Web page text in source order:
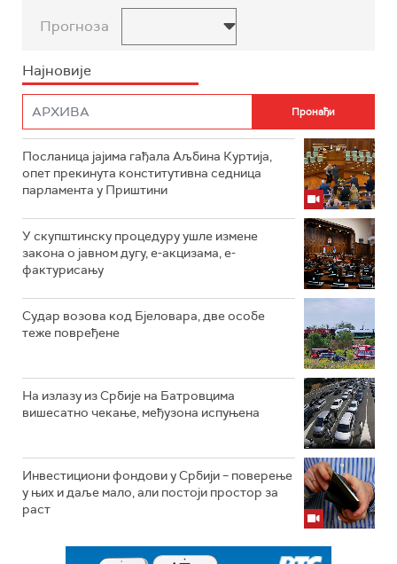
Прогноза
Најновије
Посланица јајима гађала Аљбина Куртија,
опет прекинута конститутивна седница
парламента у Приштини
У скупштинску процедуру ушле измене
закона о јавном дугу, е-акцизама, е-
фактурисању
Судар возова код Бјеловара, две особе
теже повређене
На излазу из Србије на Батровцима
вишесатно чекање, међузона испуњена
Инвестициони фондови у Србији – поверење
у њих и даље мало, али постоји простор за
раст